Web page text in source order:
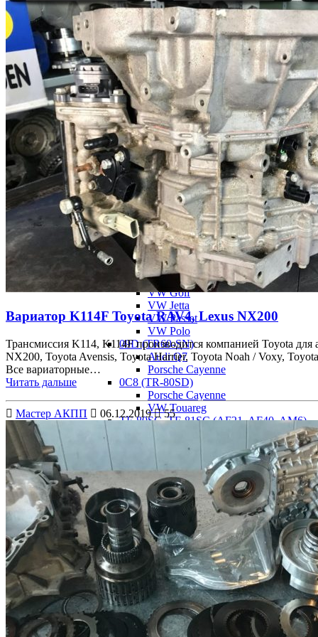
Ford Kuga
Ford S-Max
Volvo XC60
Volvo S40
Volvo S60
Volvo V40
Volvo C30, C30R, C70
Mercedes-Benz
724.0
B-Class
Renault, Peugeot, Citroen
Citroen C4
Peugeot 207
Renault Clio
Классические АКПП
Aisin
09G, 09K, 09M (TF60-SN, TF-61SN, TF-
Audi TT
Skoda Fabia
Skoda Octavia
Skoda Rapid
Skoda Superb
VW Golf
VW Jetta
VW Passat
VW Polo
09D (TR60-SN)
Audi Q7
Porsche Cayenne
0C8 (TR-80SD)
Porsche Cayenne
VW Touareg
TF-80SC, TF-81SC (AF21, AF40, AM6)
Opel Insignia
Mazda CX-7
Mazda CX-9
AW55-50SN, AW55-51SN (AF33,
Volvo S40
Volvo S60
Volvo XC70
Volvo XC90
Chevrolet Captiva C100
Lancia Thesis
FW6A-EL, GW6A-EL
Mazda CX-5
ZF
9HP48
Acura TLX
Вариатор K114F Toyota RAV4, Lexus NX200
Трансмиссия K114, K114F производится компанией Toyota
NX200, Toyota Avensis, Toyota Harrier, Toyota Noah / Voxy,
Все вариаторные…
Читать дальше
Мастер АКПП 06.12.2019 55